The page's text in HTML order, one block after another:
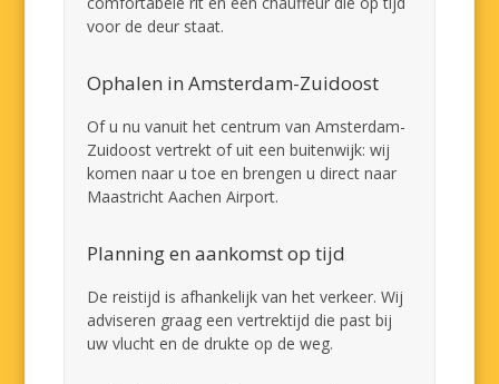
voor de deur staat.
Ophalen in Amsterdam-Zuidoost
Of u nu vanuit het centrum van Amsterdam-
Zuidoost vertrekt of uit een buitenwijk: wij
komen naar u toe en brengen u direct naar
Maastricht Aachen Airport.
Planning en aankomst op tijd
De reistijd is afhankelijk van het verkeer. Wij
adviseren graag een vertrektijd die past bij
uw vlucht en de drukte op de weg.